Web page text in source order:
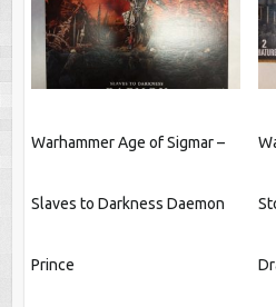
Warhammer Age of Sigmar –
Slaves to Darkness Daemon
Prince